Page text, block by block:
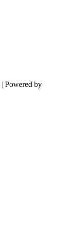
| Powered by